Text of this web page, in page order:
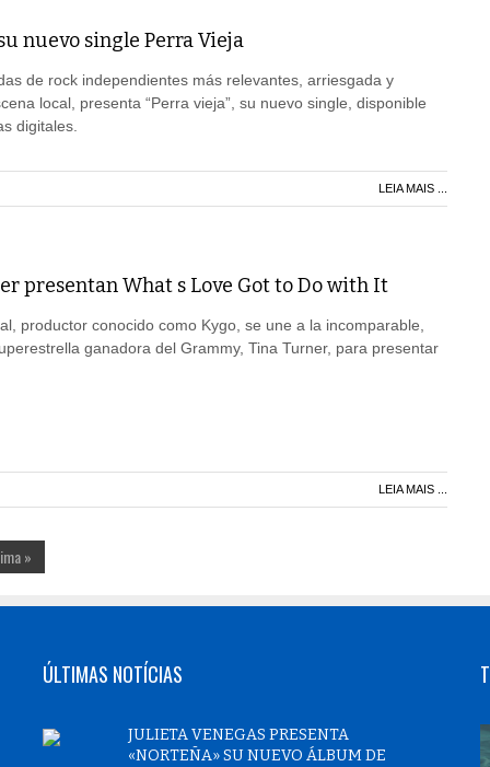
nuevo single Perra Vieja
de rock independientes más relevantes, arriesgada y
local, presenta “Perra vieja”, su nuevo single, disponible
digitales.
LEIA MAIS ...
presentan What s Love Got to Do with It
productor conocido como Kygo, se une a la incomparable,
ganadora del Grammy, Tina Turner, para presentar
LEIA MAIS ...
»
ÚLTIMAS NOTÍCIAS
JULIETA VENEGAS PRESENTA
«NORTEÑA» SU NUEVO ÁLBUM DE